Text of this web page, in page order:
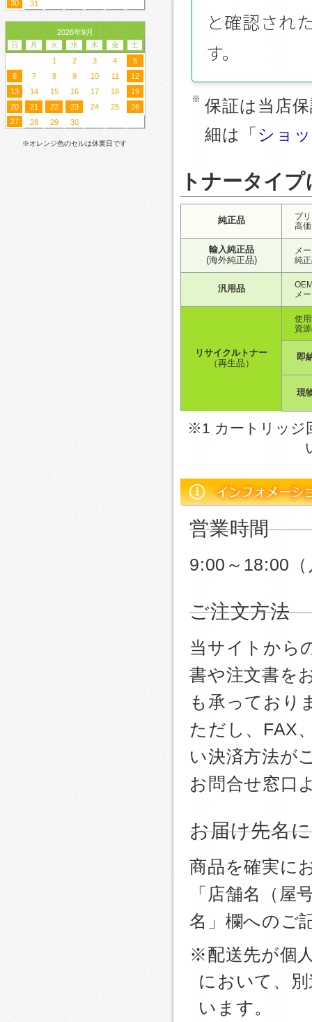
30
31
2026年9月
日
月 火 水 木 金
土
1
2 3 4
5
6
7 8 9 10 11
12
13
14 15 16 17 18
19
20
21 22 23 24 25
26
27
28 29 30
※オレンジ色のセルは休業日です
と確認され
す。
保証は当店
細は「 ショ
トナータイ
純正品
プ
高
輸入純正品
(海外純正品)
メ
純
汎用品
メ
リサイクルトナー
（再生品）
使
資
即
現
※1 カートリッジ
営業時間
9:00～18:00
ご注文方法
当サイトから
書や注文書を
も承っており
ただし、FAX
い決済方法が
お問合せ窓口
お届け先名
商品を確実に
「店舗名（屋
名」欄へのご
※配送先が個
において、
います。